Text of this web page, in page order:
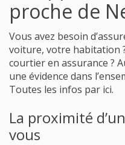
proche de
Vous avez besoin
voiture, votre habitation
courtier en assurance ?
une évidence dans
Toutes les infos par ici.
La proximité
vous